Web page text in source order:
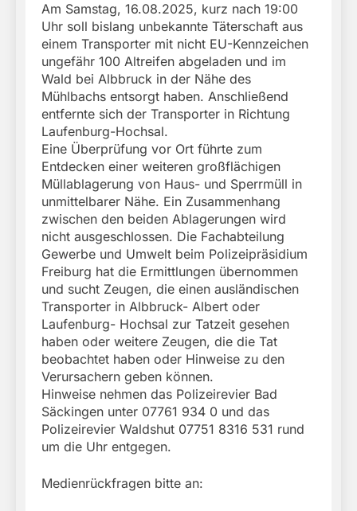
Am Samstag, 16.08.2025, kurz nach 19:00
Uhr soll bislang unbekannte Täterschaft aus
einem Transporter mit nicht EU-Kennzeichen
ungefähr 100 Altreifen abgeladen und im
Wald bei Albbruck in der Nähe des
Mühlbachs entsorgt haben. Anschließend
entfernte sich der Transporter in Richtung
Laufenburg-Hochsal.
Eine Überprüfung vor Ort führte zum
Entdecken einer weiteren großflächigen
Müllablagerung von Haus- und Sperrmüll in
unmittelbarer Nähe. Ein Zusammenhang
zwischen den beiden Ablagerungen wird
nicht ausgeschlossen. Die Fachabteilung
Gewerbe und Umwelt beim Polizeipräsidium
Freiburg hat die Ermittlungen übernommen
und sucht Zeugen, die einen ausländischen
Transporter in Albbruck- Albert oder
Laufenburg- Hochsal zur Tatzeit gesehen
haben oder weitere Zeugen, die die Tat
beobachtet haben oder Hinweise zu den
Verursachern geben können.
Hinweise nehmen das Polizeirevier Bad
Säckingen unter 07761 934 0 und das
Polizeirevier Waldshut 07751 8316 531 rund
um die Uhr entgegen.
Medienrückfragen bitte an: